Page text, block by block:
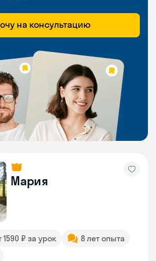
на консультацию
Мария
1590 ₽ за урок
8 лет опыта